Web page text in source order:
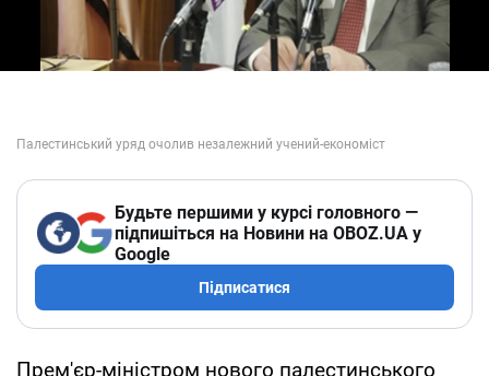
Будьте першими у курсі головного —
підпишіться на Новини на OBOZ.UA у
Google
Підписатися
Прем'єр-міністром нового палестинського